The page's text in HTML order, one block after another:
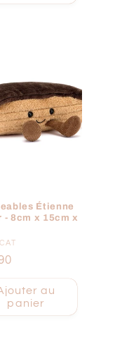
Étienne
- 8cm x 15cm x
:
au
panier